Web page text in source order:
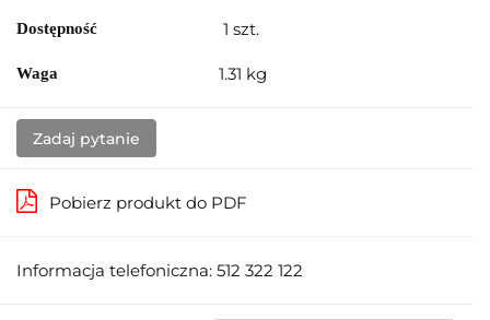
Dostępność 1 szt.
Waga 1.31 kg
Zadaj pytanie
Pobierz produkt do PDF
Informacja telefoniczna: 512 322 122